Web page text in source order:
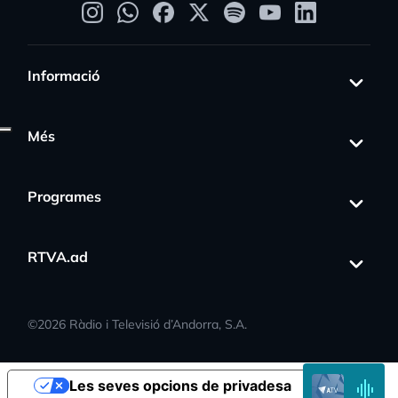
Informació
Més
Programes
RTVA.ad
©2026 Ràdio i Televisió d’Andorra, S.A.
EN
DIRECTELes seves opcions de privadesa